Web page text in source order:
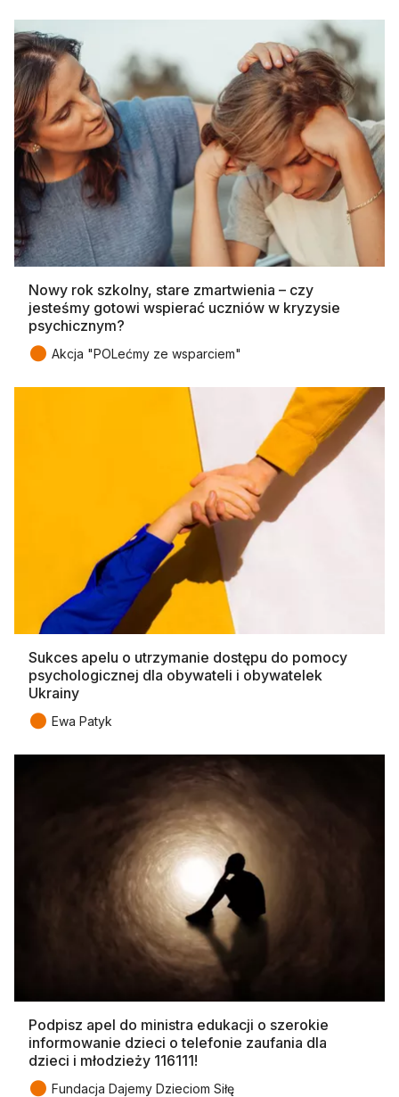
Nowy rok szkolny, stare zmartwienia – czy
jesteśmy gotowi wspierać uczniów w kryzysie
psychicznym?
● Akcja "POLećmy ze wsparciem"
Sukces apelu o utrzymanie dostępu do pomocy
psychologicznej dla obywateli i obywatelek
Ukrainy
● Ewa Patyk
Podpisz apel do ministra edukacji o szerokie
informowanie dzieci o telefonie zaufania dla
dzieci i młodzieży 116111!
● Fundacja Dajemy Dzieciom Siłę